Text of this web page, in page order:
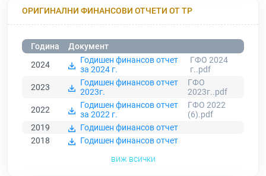
ОРИГИНАЛНИ ФИНАНСОВИ ОТЧЕТИ ОТ ТР
Година
Документ
2024
Годишен финансов отчет
за 2024 г.
ГФО 2024
г..pdf
2023
Годишен финансов отчет
2023г.
ГФО
2023г..pdf
2022
Годишен финансов отчет
за 2022 г.
ГФО 2022
(6).pdf
2019
Годишен финансов отчет
2018
Годишен финансов отчет
виж всички